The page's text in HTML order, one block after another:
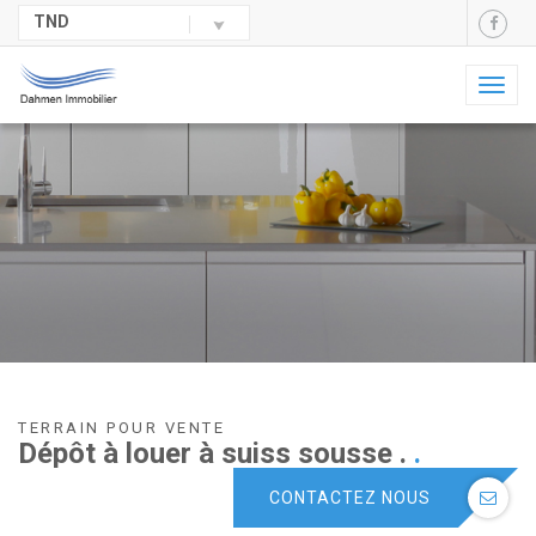
TND
TERRAIN POUR VENTE
Dépôt à louer à suiss sousse . .
CONTACTEZ NOUS